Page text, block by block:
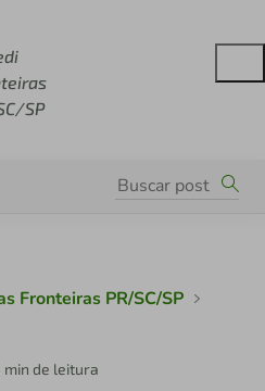
SP
Fronteiras PR/SC/SP
min de leitura